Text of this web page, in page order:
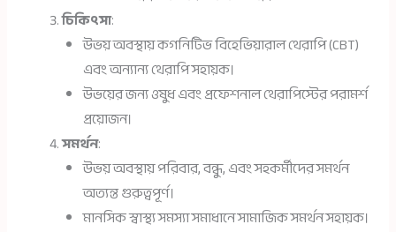
চিকিৎসা:
উভয় অবস্থায় কগনিটিভ বিহেভিয়ারাল থেরাপি (CBT)
এবং অন্যান্য থেরাপি সহায়ক।
উভয়ের জন্য ওষুধ এবং প্রফেশনাল থেরাপিস্টের পরামর্শ
প্রয়োজন।
সমর্থন:
উভয় অবস্থায় পরিবার, বন্ধু, এবং সহকর্মীদের সমর্থন
অত্যন্ত গুরুত্বপূর্ণ।
মানসিক স্বাস্থ্য সমস্যা সমাধানে সামাজিক সমর্থন সহায়ক।